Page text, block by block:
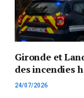
Gironde et
des incendies
24/07/2026